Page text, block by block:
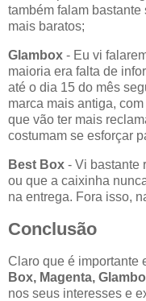
também falam
mais baratos;
Glambox - Eu vi
maioria era falta de
até o dia 15 do mês
marca mais antiga,
que vão ter mais
costumam se esforçar
Best Box - Vi bastante
ou que a caixinha
na entrega. Fora isso,
Conclusão
Claro que é importante
Box, Magenta,
nos seus interesses e